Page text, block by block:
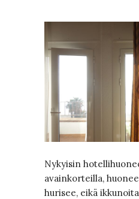
Nykyisin
avainkorteilla,
hurisee, eikä